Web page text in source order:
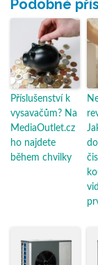
Podobné
Příslušenství k
vysavačům? Na
MediaOutlet.cz
ho najdete
během chvilky